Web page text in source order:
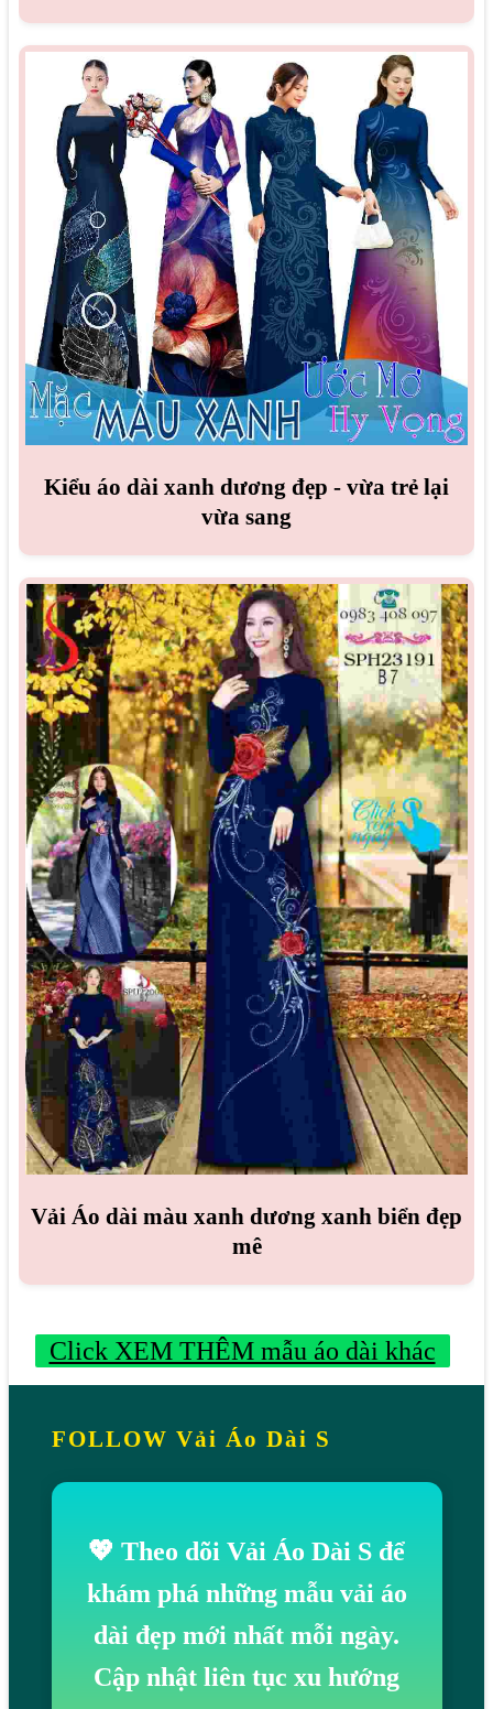
Kiểu áo dài xanh dương đẹp - vừa trẻ lại
vừa sang
Vải Áo dài màu xanh dương xanh biển đẹp
mê
Click XEM THÊM mẫu áo dài khác
FOLLOW Vải Áo Dài S
💖 Theo dõi Vải Áo Dài S để
khám phá những mẫu vải áo
dài đẹp mới nhất mỗi ngày.
Cập nhật liên tục xu hướng